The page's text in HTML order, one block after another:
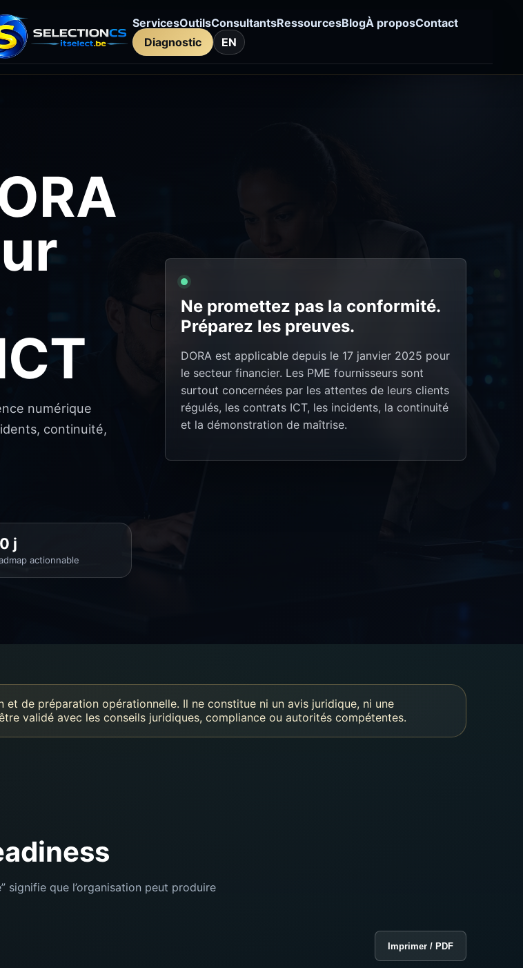
ServicesOutilsConsultantsRessourcesBlogÀ proposContact
Diagnostic
EN
numérique
continuité,
j
actionnable
Ne promettez pas la conformité.
Préparez les preuves.
DORA est applicable depuis le 17 janvier 2025 pour
le secteur financier. Les PME fournisseurs sont
surtout concernées par les attentes de leurs clients
régulés, les contrats ICT, les incidents, la continuité
et la démonstration de maîtrise.
et de préparation opérationnelle. Il ne constitue ni un avis juridique, ni une
validé avec les conseils juridiques, compliance ou autorités compétentes.
signifie que l’organisation peut produire
Imprimer / PDF